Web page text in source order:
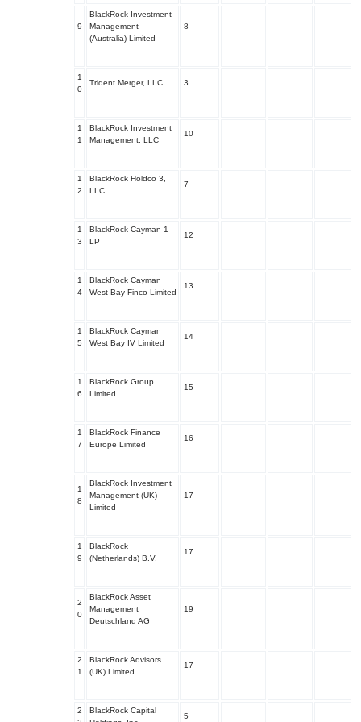
9
BlackRock Investment
Management
(Australia) Limited
8
1
0
Trident Merger, LLC 3
1
1
BlackRock Investment
Management, LLC
10
1
2
BlackRock Holdco 3,
LLC
7
1
3
BlackRock Cayman 1
LP
12
1
4
BlackRock Cayman
West Bay Finco Limited
13
1
5
BlackRock Cayman
West Bay IV Limited
14
1
6
BlackRock Group
Limited
15
1
7
BlackRock Finance
Europe Limited
16
1
8
BlackRock Investment
Management (UK)
Limited
17
1
9
BlackRock
(Netherlands) B.V.
17
2
0
BlackRock Asset
Management
Deutschland AG
19
2
1
BlackRock Advisors
(UK) Limited
17
2
BlackRock Capital
5